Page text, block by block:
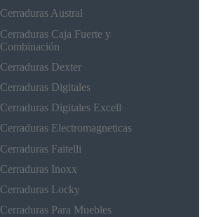
Cerraduras Austral
Cerraduras Caja Fuerte y
Combinación
Cerraduras Dexter
Cerraduras Digitales
Cerraduras Digitales Excell
Cerraduras Electromagneticas
Cerraduras Faitelli
Cerraduras Inoxx
Cerraduras Locky
Cerraduras Para Muebles